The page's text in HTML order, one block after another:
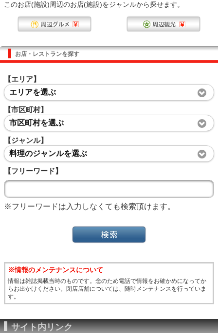
このお店(施設)周辺のお店(施設)をジャンルから探せます。
お店・レストランを探す
【エリア】
エリアを選ぶ
【市区町村】
市区町村を選ぶ
【ジャンル】
料理のジャンルを選ぶ
【フリーワード】
※フリーワードは入力しなくても検索頂けます。
※情報のメンテナンスについて
情報は雑誌掲載当時のものです。念のため電話で情報をお確かめになってか
らお出かけください。閉店店舗については、随時メンテナンスを行っていま
す。
サイト内リンク